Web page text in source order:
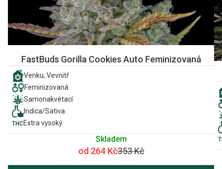
FastBuds Gorilla Cookies Auto Feminizovaná
Venku, Vevnitř
Feminizovaná
Samonakvétací
Indica/Sativa
Extra vysoký
Skladem
od 264 Kč353 Kč